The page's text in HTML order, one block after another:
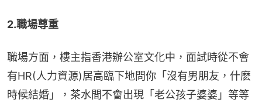
2.職場尊重
職場方面，樓主指香港辦公室文化中，面試時從不會
有HR(人力資源)居高臨下地問你「沒有男朋友，什麽
時候結婚」，茶水間不會出現「老公孩子婆婆」等等